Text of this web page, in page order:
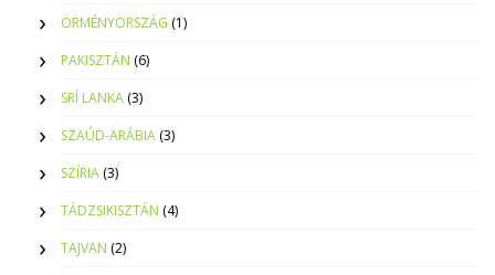
ÖRMÉNYORSZÁG (1)
PAKISZTÁN (6)
SRÍ LANKA (3)
SZAÚD-ARÁBIA (3)
SZÍRIA (3)
TÁDZSIKISZTÁN (4)
TAJVAN (2)